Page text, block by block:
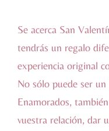
Se acerca San
tendrás un regalo
experiencia original
No sólo puede ser
Enamorados,
vuestra relación, dar